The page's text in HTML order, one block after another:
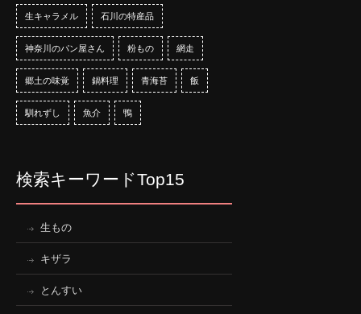
生キャラメル 石川の特産品
神奈川のパン屋さん 粉もの 網走
郷土の味覚 鍋料理 青海苔 飯
馴れずし 魚介 鴨
検索キーワードTop15
生もの
キザラ
とんすい